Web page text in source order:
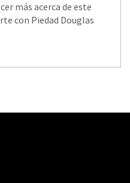
más acerca de este
con Piedad Douglas